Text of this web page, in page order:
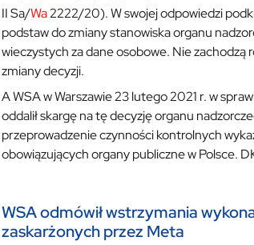
II Sa/Wa2222/20). W swojej odpowiedzi
podstaw do zmiany stanowiska organu
wieczystych za dane osobowe. Nie zachodzą
zmiany decyzji.
A WSA w Warszawie 23 lutego 2021 r. w
oddalił skargę na tę decyzję organu
przeprowadzenie czynności kontrolnych
obowiązujących organy publiczne w Polsce.
WSA odmówił wstrzymania
zaskarżonych przez Meta